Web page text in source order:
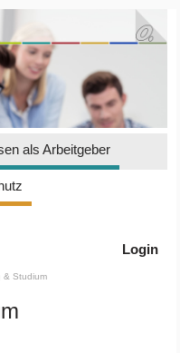
als Arbeitgeber
Login
& Studium